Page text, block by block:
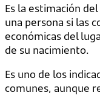
Es la estimación
una persona si las
económicas del
de su nacimiento.
Es uno de los
comunes, aunque